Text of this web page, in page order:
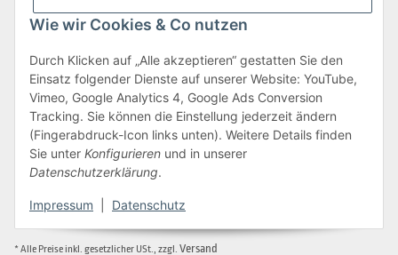
Wie wir Cookies & Co nutzen
Durch Klicken auf „Alle akzeptieren“ gestatten Sie den
Einsatz folgender Dienste auf unserer Website: YouTube,
Vimeo, Google Analytics 4, Google Ads Conversion
Tracking. Sie können die Einstellung jederzeit ändern
(Fingerabdruck-Icon links unten). Weitere Details finden
Sie unter Konfigurieren und in unserer
Datenschutzerklärung.
Impressum DatenschutzVertrag widerrufen
* Alle Preise inkl. gesetzlicher USt., zzgl. Versand